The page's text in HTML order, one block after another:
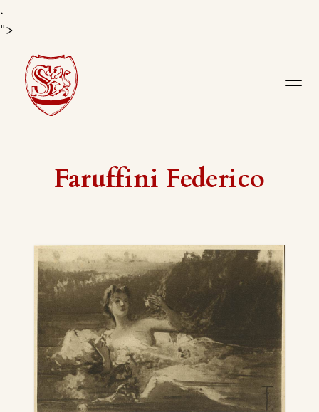
.
">
Faruffini Federico